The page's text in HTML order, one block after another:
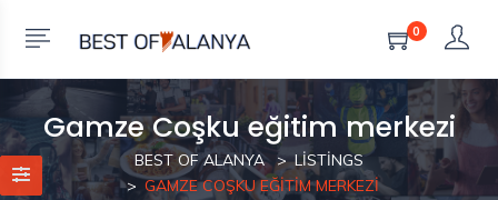
0
Gamze Coşku eğitim merkezi
BEST OF ALANYA
LISTINGS
GAMZE COŞKU EĞITIM MERKEZI